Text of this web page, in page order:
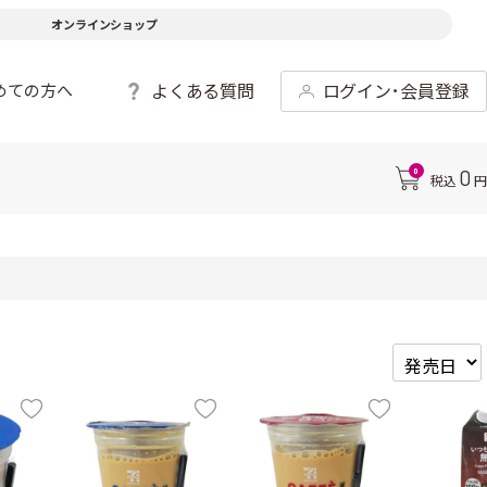
オンラインショップ
ての方へ よくある質問 ログイン･会員登録
0
税込 0 円